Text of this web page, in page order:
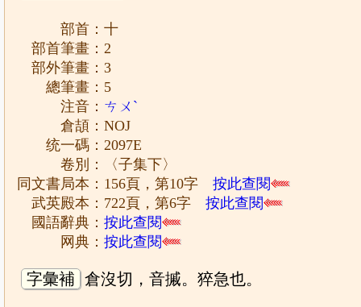
部首：十
部首筆畫：2
部外筆畫：3
總筆畫：5
注音： ㄘㄨˋ
倉頡：NOJ
统一碼：2097E
卷別：〈子集下〉
同文書局本：156頁，第10字按此查閱
武英殿本：722頁，第6字按此查閱
國語辭典：按此查閱
网典：按此查閱
字彙補 倉沒切，音摵。猝急也。